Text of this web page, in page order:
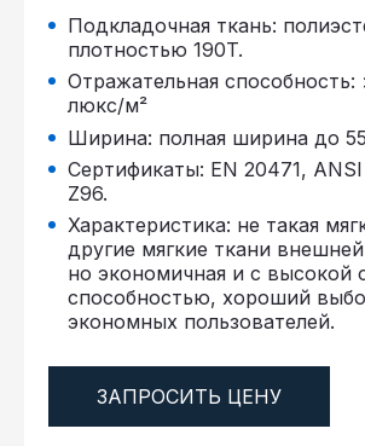
Подкладочная ткань:
плотностью 190T.
Отражательная способность:
люкс/м²
Ширина: полная ширина до
Сертификаты: EN 20471, ANSI
Z96.
Характеристика: не такая
другие мягкие ткани
но экономичная и с
способностью, хороший
экономных пользователей.
ЗАПРОСИТЬ ЦЕНУ